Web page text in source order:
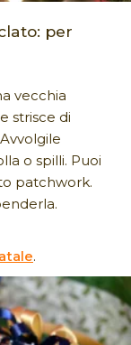
per
vecchia
strisce di
o spilli. Puoi
patchwork.
.